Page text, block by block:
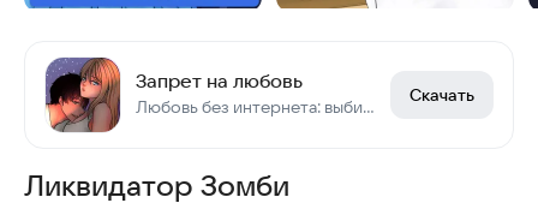
Запрет на любовь
Любовь без интернета: выбирай судьбу
Скачать
Ликвидатор Зомби